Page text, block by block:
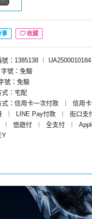
享 收藏
號：1385138 ︱
UA2500010184
號：免驗
號：免驗
式：宅配
式：信用卡一次付款
︱ 信用
︱ LINE Pay付款 ︱ 街口支
︱ 悠遊付 ︱ 全支付 ︱